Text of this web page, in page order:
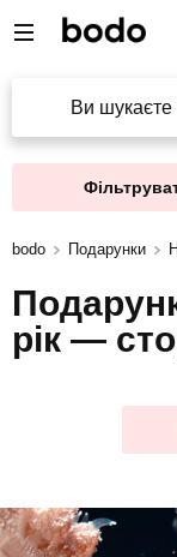
Ви
bodo Подарунки
рік —